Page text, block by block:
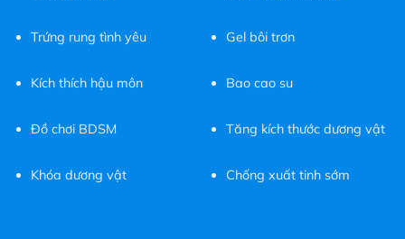
Trứng rung tình yêu Gel bôi trơn
Kích thích hậu môn Bao cao su
Đồ chơi BDSM Tăng kích thước dương vật
Khóa dương vật Chống xuất tinh sớm